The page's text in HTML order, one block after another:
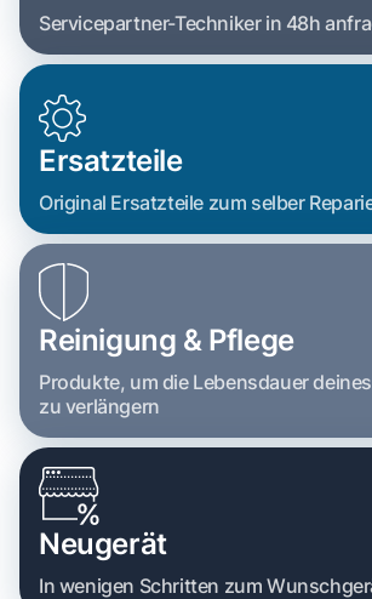
Servicepartner-Techniker in 48h
Ersatzteile
Original Ersatzteile zum selber
Reinigung & Pflege
Produkte, um die Lebensdauer
zu verlängern
Neugerät
In wenigen Schritten zum